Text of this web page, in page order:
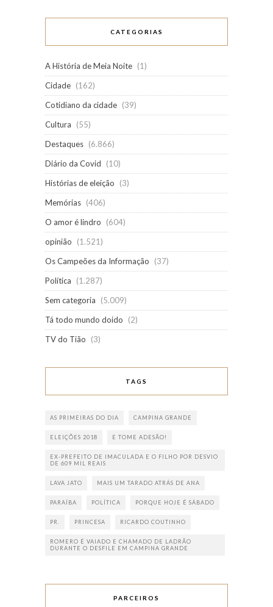
CATEGORIAS
A História de Meia Noite (1)
Cidade (162)
Cotidiano da cidade (39)
Cultura
(55)
Destaques (6.866)
Diário da Covid
(10)
Histórias de eleição
(3)
Memórias (406)
O amor é lindro
(604)
opinião
(1.521)
Os Campeões da Informação
(37)
Política
(1.287)
Sem categoria
(5.009)
Tá todo mundo doido
(2)
TV do Tião
(3)
TAGS
AS PRIMEIRAS DO DIA CAMPINA GRANDE
ELEIÇÕES 2018 E TOME ADESÃO!
EX-PREFEITO DE IMACULADA E O FILHO POR DESVIO
DE 609 MIL REAIS
LAVA JATO MAIS UM TARADO ATRÁS DE ANA
PARAÍBA POLÍTICA PORQUE HOJE É SÁBADO
PR. PRINCESA RICARDO COUTINHO
ROMERO É VAIADO E CHAMADO DE LADRÃO
DURANTE O DESFILE EM CAMPINA GRANDE
PARCEIROS